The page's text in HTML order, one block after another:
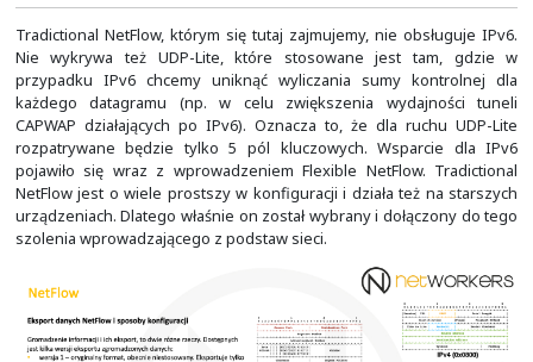
Na slajdzie poniżej został zobrazowany przebieg czy
cykl życia przpływów obsługiwanych przez NetFlow.